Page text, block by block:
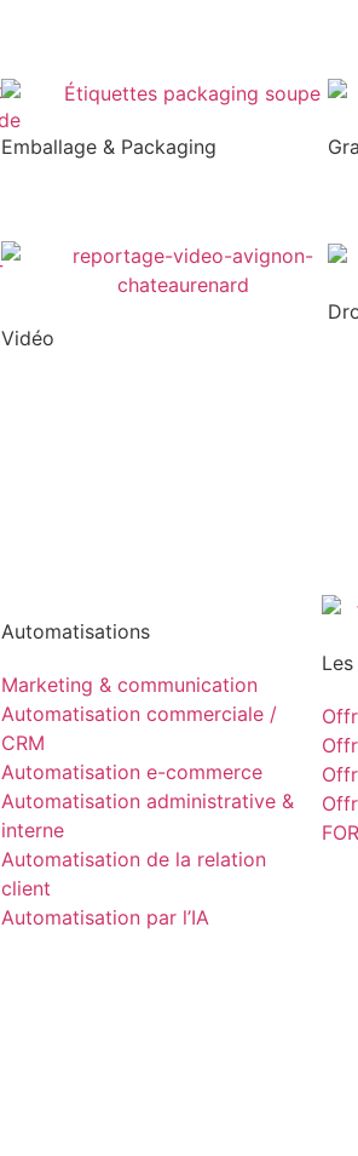
Emballage & Packaging
Vidéo
Automatisations
Marketing & communication
Automatisation commerciale /
CRM
Automatisation e-commerce
Automatisation administrative &
interne
Automatisation de la relation
client
Automatisation par l’IA